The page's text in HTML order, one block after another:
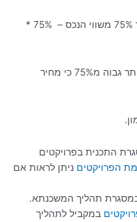
באפשרותכם לקבל משכנתא בגובה של עד 75% משווי הנכס – 75% *
בעצם יוצא שאתם מקבלים שיעור מימון יותר גבוה מ75% כי מחיר
התכנית בפרויקטים
הפרויקטים ניתן לראות אם
תהליך המשכנתא.
במקביל לתהליך